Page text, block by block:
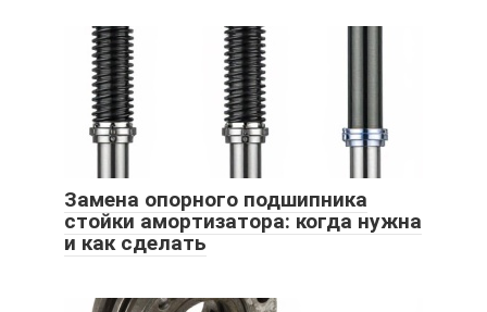
Замена опорного подшипника
стойки амортизатора: когда нужна
и как сделать